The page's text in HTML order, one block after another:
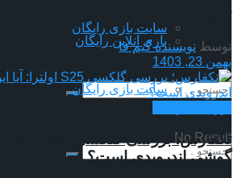
سایت بازی رایگان
No Result
بازی آنلاین رایگان
سایت بازی رایگان
توسط نویسنده گیم فا
بهمن 23, 1403
گوشی اندرویدی است؟